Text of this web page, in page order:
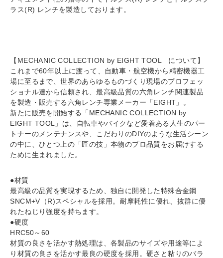
ラス(R) レンチを製造しております。
【MECHANIC COLLECTION by EIGHT TOOL について】
これまで60年以上に渡って、自動車・航空機から精密機器工
場に至るまで、世界のあらゆるものづくり現場のプロフェッ
ショナル達から信頼され、最高級品質の六角レンチ関連製品
を製造・販売する六角レンチ専業メーカー「EIGHT」。
新たに販売を開始する「MECHANIC COLLECTION by
EIGHT TOOL」は、自転車やバイクなど愛着ある人生のパー
トナーのメンテナンスや、こだわりのDIYのような生活シーン
の中に、ひとつ上の「匠の技」本物のプロ品質をお届けする
ために生まれました。
●材質
最高級の品質を実現するため、独自に開発した特殊合金鋼
SNCM+V（R)スペシャルを採用。耐摩耗性に優れ、抜群に優
れたねじり強度を持ちます。
●硬度
HRC50～60
材質の良さを活かす熱処理は、各製品のサイズや用途等によ
り材質の良さを活かす最良の硬度を採用。硬さと粘りのバラ